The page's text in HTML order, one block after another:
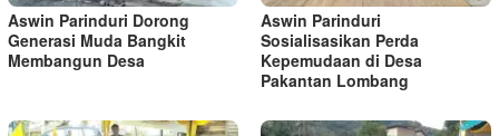
Aswin Parinduri Dorong
Generasi Muda Bangkit
Membangun Desa
Aswin Parinduri
Sosialisasikan Perda
Kepemudaan di Desa
Pakantan Lombang